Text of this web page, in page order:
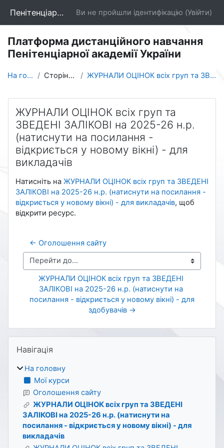
Пенітенціарна академія України Ви не пройшли ідентифікацію (Увійти)
Платформа дистанційного навчання
Пенітенціарної академії України
На головну Сторінки сайту ЖУРНАЛИ ОЦІНОК всіх груп та ЗВЕДЕНІ ЗАЛІКОВІ на 20...
ЖУРНАЛИ ОЦІНОК всіх груп та
ЗВЕДЕНІ ЗАЛІКОВІ на 2025-26 н.р.
(натиснути на посилання -
відкриється у новому вікні) - для
викладачів
Умови завершення
Натисніть на ЖУРНАЛИ ОЦІНОК всіх груп та ЗВЕДЕНІ
ЗАЛІКОВІ на 2025-26 н.р. (натиснути на посилання -
відкриється у новому вікні) - для викладачів, щоб
відкрити ресурс.
← Оголошення сайту
Перейти до...
ЖУРНАЛИ ОЦІНОК всіх груп та ЗВЕДЕНІ
ЗАЛІКОВІ на 2025-26 н.р. (натиснути на
посилання - відкриється у новому вікні) - для
здобувачів →
Блоки
Навігація
На головну
Мої курси
Оголошення сайту
ЖУРНАЛИ ОЦІНОК всіх груп та ЗВЕДЕНІ
ЗАЛІКОВІ на 2025-26 н.р. (натиснути на
посилання - відкриється у новому вікні) - для
викладачів